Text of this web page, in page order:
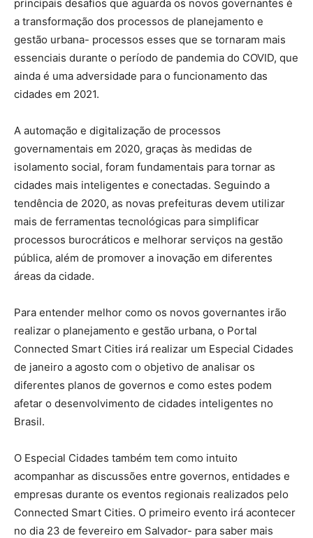
principais desafios que aguarda os novos governantes é
a transformação dos processos de planejamento e
gestão urbana- processos esses que se tornaram mais
essenciais durante o período de pandemia do COVID, que
ainda é uma adversidade para o funcionamento das
cidades em 2021.
A automação e digitalização de processos
governamentais em 2020, graças às medidas de
isolamento social, foram fundamentais para tornar as
cidades mais inteligentes e conectadas. Seguindo a
tendência de 2020, as novas prefeituras devem utilizar
mais de ferramentas tecnológicas para simplificar
processos burocráticos e melhorar serviços na gestão
pública, além de promover a inovação em diferentes
áreas da cidade.
Para entender melhor como os novos governantes irão
realizar o planejamento e gestão urbana, o Portal
Connected Smart Cities irá realizar um Especial Cidades
de janeiro a agosto com o objetivo de analisar os
diferentes planos de governos e como estes podem
afetar o desenvolvimento de cidades inteligentes no
Brasil.
O Especial Cidades também tem como intuito
acompanhar as discussões entre governos, entidades e
empresas durante os eventos regionais realizados pelo
Connected Smart Cities. O primeiro evento irá acontecer
no dia 23 de fevereiro em Salvador- para saber mais